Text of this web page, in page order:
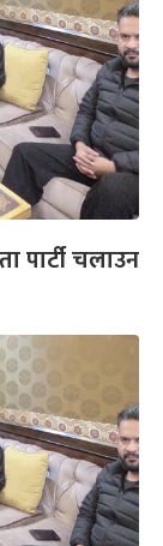
पार्टी चलाउन